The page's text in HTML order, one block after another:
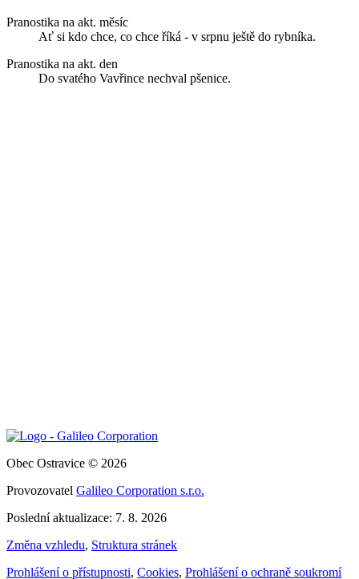
Pranostika na akt. měsíc
Ať si kdo chce, co chce říká - v srpnu ještě do rybníka.
Pranostika na akt. den
Do svatého Vavřince nechval pšenice.
Obec Ostravice © 2026
Provozovatel Galileo Corporation s.r.o.
Poslední aktualizace: 7. 8. 2026
Změna vzhledu, Struktura stránek
Prohlášení o přístupnosti, Cookies, Prohlášení o ochraně soukromí